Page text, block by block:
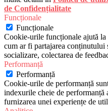
de Confidențialitate
Funcționale
Funcționale
Cookie-urile funcționale ajută
cum ar fi partajarea conținutului
socializare, colectarea de
Performanță
Performanță
Cookie-urile de performanță
indexurile cheie de performanță
furnizarea unei experiențe de